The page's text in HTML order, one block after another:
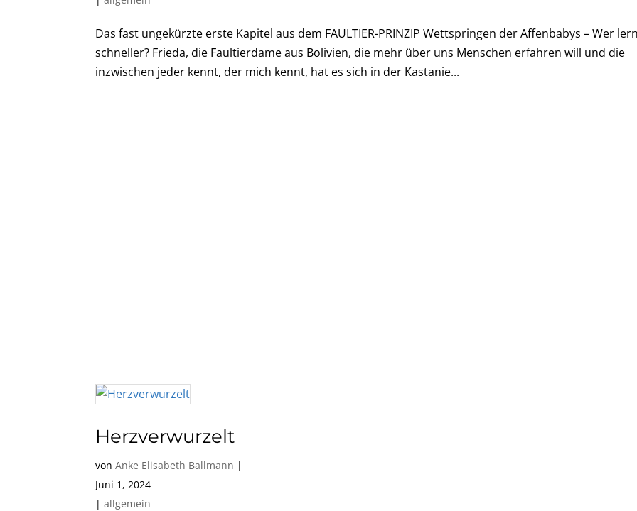
Das fast ungekürzte erste Kapitel aus dem FAULTIER-PRINZIP Wettspringen der Affenbabys – Wer
schneller? Frieda, die Faultierdame aus Bolivien, die mehr über uns Menschen erfahren will und die
inzwischen jeder kennt, der mich kennt, hat es sich in der Kastanie...
Herzverwurzelt
vonAnke Elisabeth Ballmann |
Juni 1, 2024
|allgemein